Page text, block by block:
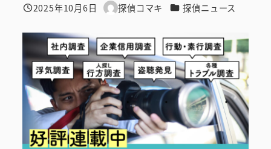
投稿日
2025年10月6日
著
探偵コマキ カテゴリー
探偵ニュース